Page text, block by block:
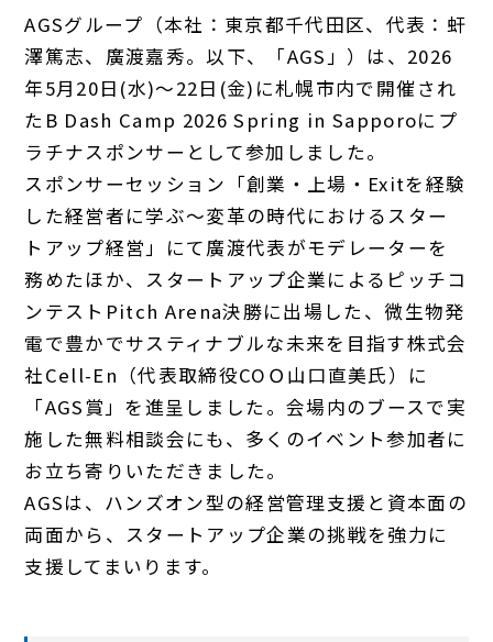
AGSグループ（本社：東京都千代田区、代表：虷
澤篤志、廣渡嘉秀。以下、「AGS」）は、2026
年5月20日(水)～22日(金)に札幌市内で開催され
たB Dash Camp 2026 Spring in Sapporoにプ
ラチナスポンサーとして参加しました。
スポンサーセッション「創業・上場・Exitを経験
した経営者に学ぶ～変革の時代におけるスター
トアップ経営」にて廣渡代表がモデレーターを
務めたほか、スタートアップ企業によるピッチコ
ンテストPitch Arena決勝に出場した、微生物発
電で豊かでサスティナブルな未来を目指す株式会
社Cell-En（代表取締役COＯ山口直美氏）に
「AGS賞」を進呈しました。会場内のブースで実
施した無料相談会にも、多くのイベント参加者に
お立ち寄りいただきました。
AGSは、ハンズオン型の経営管理支援と資本面の
両面から、スタートアップ企業の挑戦を強力に
支援してまいります。